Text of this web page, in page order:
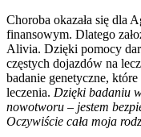
Choroba okazała się dla
finansowym. Dlatego
Alivia. Dzięki pomocy
częstych dojazdów na
badanie genetyczne,
leczenia. Dzięki badaniu
nowotworu – jestem
Oczywiście cała moja